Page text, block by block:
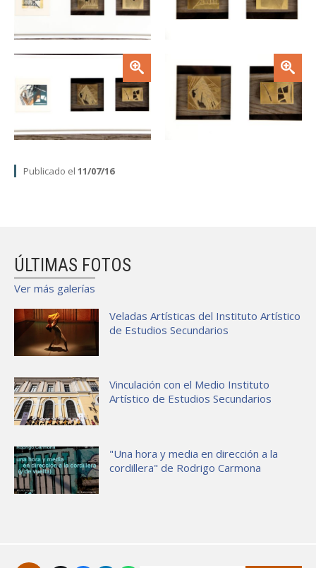
Zoom
Publicado el 11/07/16
ÚLTIMAS FOTOS
Ver más galerías
Veladas Artísticas del Instituto Artístico
de Estudios Secundarios
Vinculación con el Medio Instituto
Artístico de Estudios Secundarios
"Una hora y media en dirección a la
cordillera" de Rodrigo Carmona